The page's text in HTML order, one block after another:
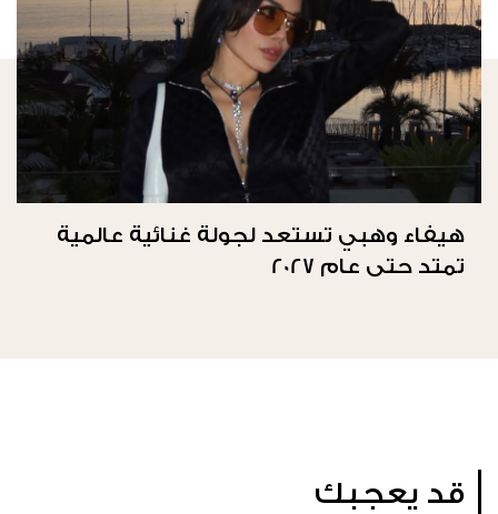
هيفاء وهبي تستعد لجولة غنائية عالمية
تمتد حتى عام 2027
قد يعجبك